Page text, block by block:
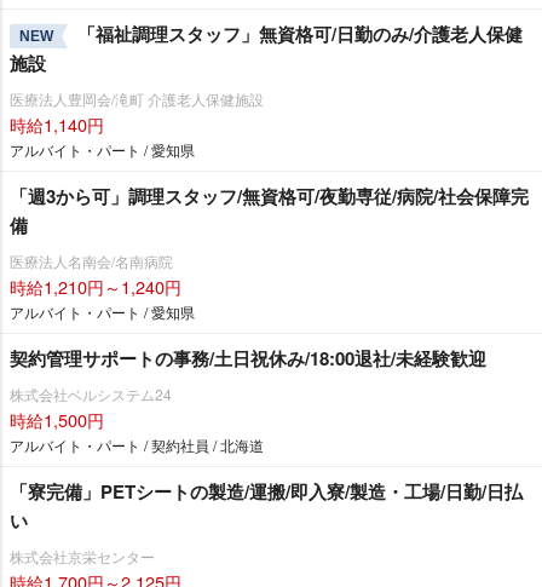
NEW
「福祉調理スタッフ」無資格可/日勤のみ/介護老人保健
施設
医療法人豊岡会/滝町 介護老人保健施設
時給1,140円
アルバイト・パート / 愛知県
「週3から可」調理スタッフ/無資格可/夜勤専従/病院/社会保障完
備
医療法人名南会/名南病院
時給1,210円～1,240円
アルバイト・パート / 愛知県
契約管理サポートの事務/土日祝休み/18:00退社/未経験歓迎
株式会社ベルシステム24
時給1,500円
アルバイト・パート / 契約社員 / 北海道
「寮完備」PETシートの製造/運搬/即入寮/製造・工場/日勤/日払
い
株式会社京栄センター
時給1,700円～2,125円